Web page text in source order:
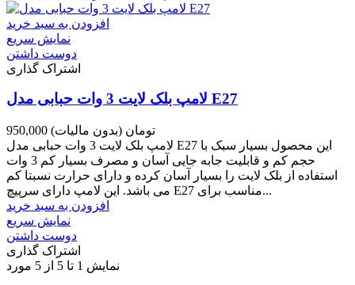
افزودن به سبد خرید
نمایش سریع
دوست داشتن
اشتراک گذاری
لامپ بلک لایت 3 وات حبابی مدل E27
950,000 تومان (بدون مالیات)
لامپ بلک لایت 3 وات حبابی مدل E27 این محصول بسیار سبک با
حجم کم و قابلیت جابه جایی آسان و مصرف بسیار کم 3 وات
استفاده از بلک لایت را بسیار آسان کرده و دارای حرارت نسبتا کم
می باشد. این لامپ دارای سرپیچ E27 مناسب برای...
افزودن به سبد خرید
نمایش سریع
دوست داشتن
اشتراک گذاری
نمایش 1 تا 5 از 5 مورد